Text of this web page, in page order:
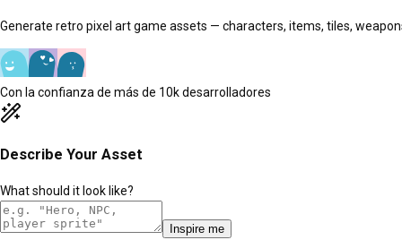
Generate retro pixel art game assets — characters, items, tiles,
Con la confianza de más de 10k desarrolladores
Describe Your Asset
What should it look like?
Inspire me